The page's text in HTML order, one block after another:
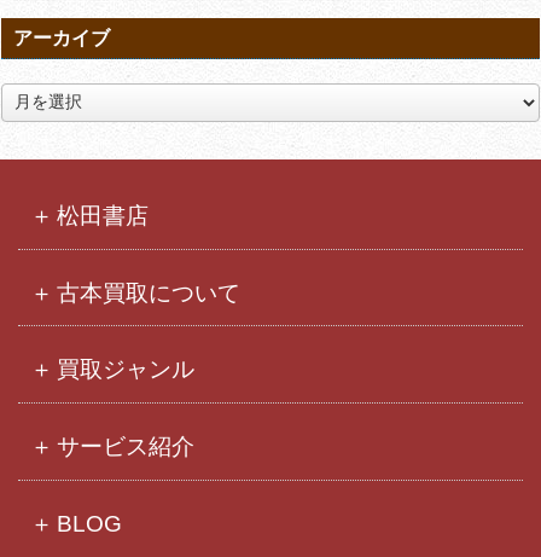
アーカイブ
ア
ー
カ
松田書店
古本買取について
買取ジャンル
サービス紹介
BLOG